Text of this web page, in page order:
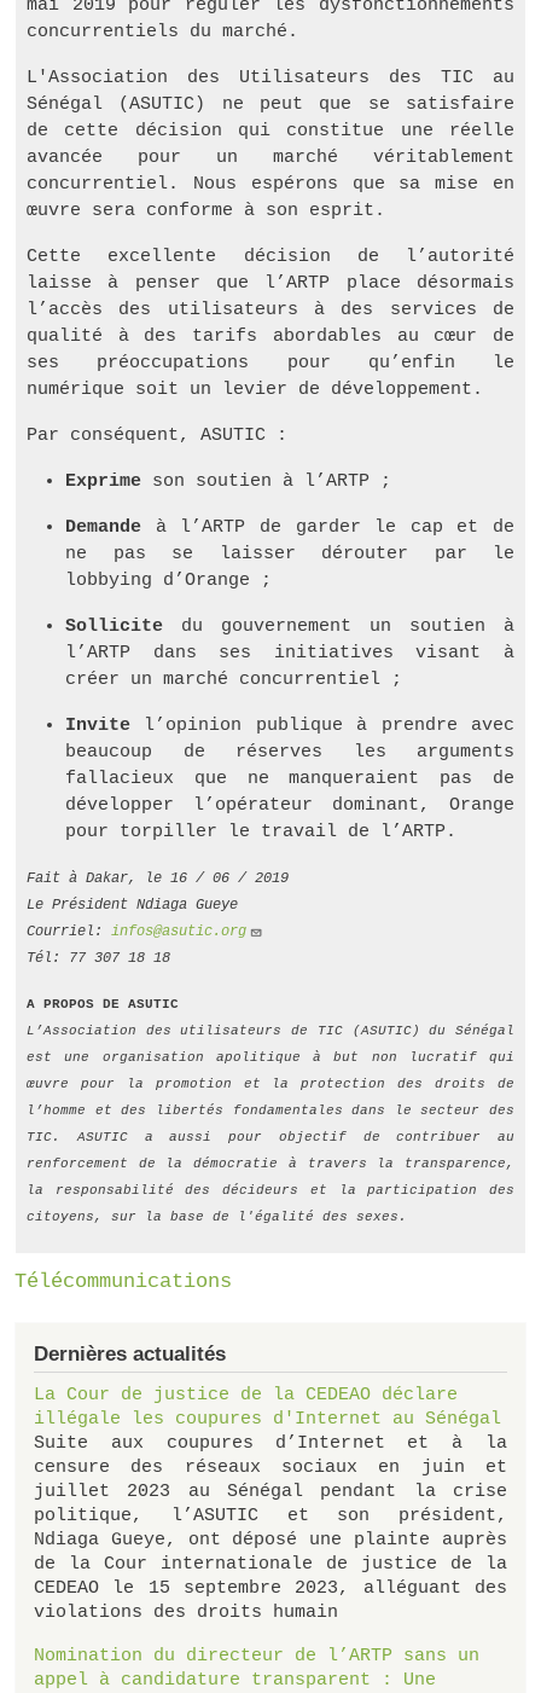
mai 2019 pour réguler les dysfonctionnements
concurrentiels du marché.
L'Association des Utilisateurs des TIC au
Sénégal (ASUTIC) ne peut que se satisfaire
de cette décision qui constitue une réelle
avancée pour un marché véritablement
concurrentiel. Nous espérons que sa mise en
œuvre sera conforme à son esprit.
Cette excellente décision de l’autorité
laisse à penser que l’ARTP place désormais
l’accès des utilisateurs à des services de
qualité à des tarifs abordables au cœur de
ses préoccupations pour qu’enfin le
numérique soit un levier de développement.
Par conséquent, ASUTIC :
Exprime son soutien à l’ARTP ;
Demande à l’ARTP de garder le cap et de
ne pas se laisser dérouter par le
lobbying d’Orange ;
Sollicite du gouvernement un soutien à
l’ARTP dans ses initiatives visant à
créer un marché concurrentiel ;
Invite l’opinion publique à prendre avec
beaucoup de réserves les arguments
fallacieux que ne manqueraient pas de
développer l’opérateur dominant, Orange
pour torpiller le travail de l’ARTP.
Fait à Dakar, le 16 / 06 / 2019
Le Président Ndiaga Gueye
Courriel­: infos@asutic.org
Tél­: 77 307 18 18
A PROPOS DE ASUTIC
L’Association des utilisateurs de TIC (ASUTIC) du Sénégal
est une organisation apolitique à but non lucratif qui
œuvre pour la promotion et la protection des droits de
l’homme et des libertés fondamentales dans le secteur des
TIC. ASUTIC a aussi pour objectif de contribuer au
renforcement de la démocratie à travers la transparence,
la responsabilité des décideurs et la participation des
citoyens, sur la base de l'égalité des sexes. ­
Télécommunications
Dernières actualités
La Cour de justice de la CEDEAO déclare
illégale les coupures d'Internet au Sénégal
Suite aux coupures d’Internet et à la
censure des réseaux sociaux en juin et
juillet 2023 au Sénégal pendant la crise
politique, l’ASUTIC et son président,
Ndiaga Gueye, ont déposé une plainte auprès
de la Cour internationale de justice de la
CEDEAO le 15 septembre 2023, alléguant des
violations des droits humain
Nomination du directeur de l’ARTP sans un
appel à candidature transparent : Une